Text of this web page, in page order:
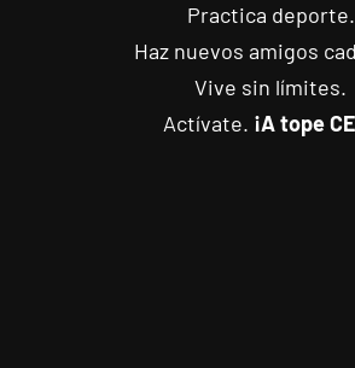
Practica deporte.
Haz nuevos amigos
Vive sin límites.
Actívate. ¡A tope